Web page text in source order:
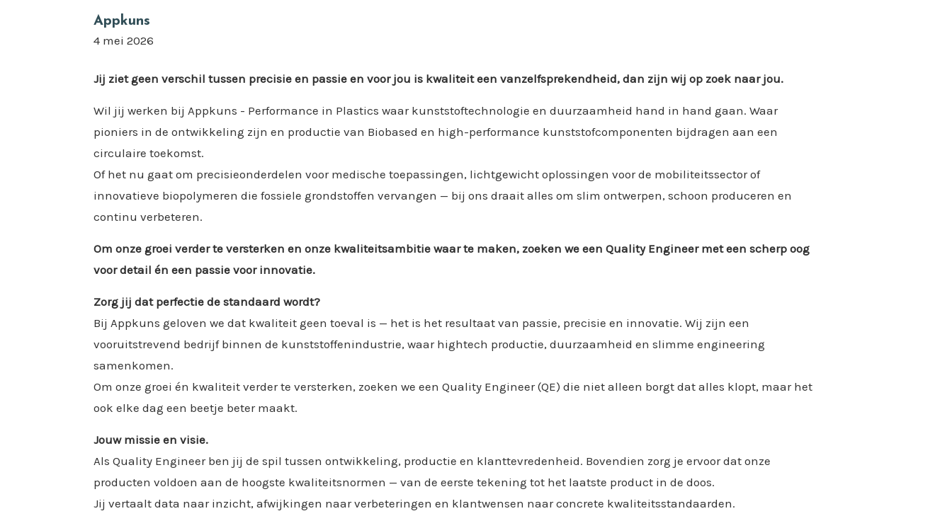
Appkuns
4 mei 2026
Jij ziet geen verschil tussen precisie en passie en voor jou is kwaliteit een vanzelfsprekendheid, dan zijn wij op zoek naar jou.
Wil jij werken bij Appkuns - Performance in Plastics waar kunststoftechnologie en duurzaamheid hand in hand gaan. Waar
pioniers in de ontwikkeling zijn en productie van Biobased en high-performance kunststofcomponenten bijdragen aan een
circulaire toekomst.
Of het nu gaat om precisieonderdelen voor medische toepassingen, lichtgewicht oplossingen voor de mobiliteitssector of
innovatieve biopolymeren die fossiele grondstoffen vervangen — bij ons draait alles om slim ontwerpen, schoon produceren en
continu verbeteren.
Om onze groei verder te versterken en onze kwaliteitsambitie waar te maken, zoeken we een Quality Engineer met een scherp oog
voor detail én een passie voor innovatie.
Zorg jij dat perfectie de standaard wordt?
Bij Appkuns geloven we dat kwaliteit geen toeval is — het is het resultaat van passie, precisie en innovatie. Wij zijn een
vooruitstrevend bedrijf binnen de kunststoffenindustrie, waar hightech productie, duurzaamheid en slimme engineering
samenkomen.
Om onze groei én kwaliteit verder te versterken, zoeken we een Quality Engineer (QE) die niet alleen borgt dat alles klopt, maar het
ook elke dag een beetje beter maakt.
Jouw missie en visie.
Als Quality Engineer ben jij de spil tussen ontwikkeling, productie en klanttevredenheid. Bovendien zorg je ervoor dat onze
producten voldoen aan de hoogste kwaliteitsnormen — van de eerste tekening tot het laatste product in de doos.
Jij vertaalt data naar inzicht, afwijkingen naar verbeteringen en klantwensen naar concrete kwaliteitsstandaarden.